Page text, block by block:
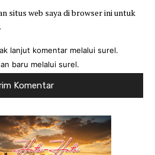
situs web saya di browser ini untuk
lanjut komentar melalui surel.
baru melalui surel.